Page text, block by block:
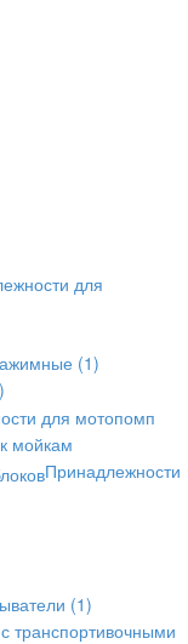
для
(1)
для мотопомп
мойкам
Принадлежности
(1)
транспортивочными